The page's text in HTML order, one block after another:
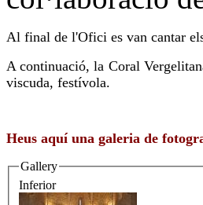
Al final de l'Ofici es van cantar
A continuació, la Coral
viscuda, festívola.
Heus aquí una galeria de
Gallery
Inferior